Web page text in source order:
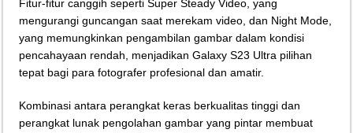
Fitur-fitur canggih seperti Super Steady Video, yang
mengurangi guncangan saat merekam video, dan Night Mode,
yang memungkinkan pengambilan gambar dalam kondisi
pencahayaan rendah, menjadikan Galaxy S23 Ultra pilihan
tepat bagi para fotografer profesional dan amatir.
Kombinasi antara perangkat keras berkualitas tinggi dan
perangkat lunak pengolahan gambar yang pintar membuat